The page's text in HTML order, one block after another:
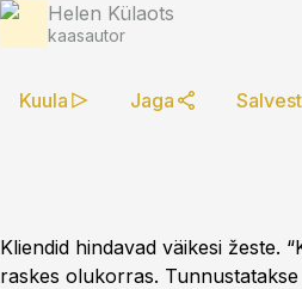
Helen Külaots
kaasautor
Kuula Jaga
Kliendid hindavad väikesi žeste.
raskes olukorras.